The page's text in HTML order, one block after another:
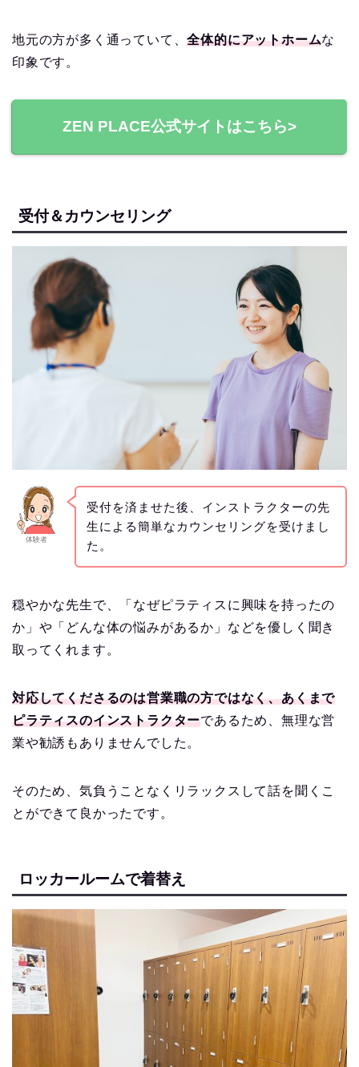
地元の方が多く通っていて、全体的にアットホームな
印象です。
ZEN PLACE公式サイトはこちら>
受付＆カウンセリング
体験者
受付を済ませた後、インストラクターの先
生による簡単なカウンセリングを受けまし
た。
穏やかな先生で、「なぜピラティスに興味を持ったの
か」や「どんな体の悩みがあるか」などを優しく聞き
取ってくれます。
対応してくださるのは営業職の方ではなく、あくまで
ピラティスのインストラクターであるため、無理な営
業や勧誘もありませんでした。
そのため、気負うことなくリラックスして話を聞くこ
とができて良かったです。
ロッカールームで着替え